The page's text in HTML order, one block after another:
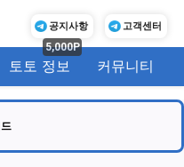
공지사항
5,000P
고객센터
토토 정보 커뮤니티